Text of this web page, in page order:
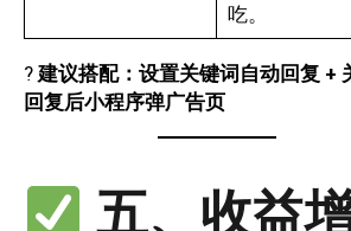
吃。
? 建议搭配：设置关键词自动回复 +
回复后小程序弹广告页
五、收益